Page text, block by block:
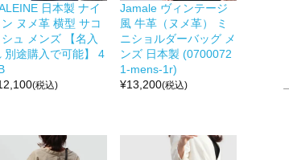
日本製 ナイ
ヌメ革 横型 サコ
ュ メンズ 【名入
別途購入で可能】 4
(税込)
Jamale ヴィンテージ
風 牛革（ヌメ革） ミ
ニショルダーバッグ メ
ンズ 日本製 (0700072
1-mens-1r)
¥13,200(税込)